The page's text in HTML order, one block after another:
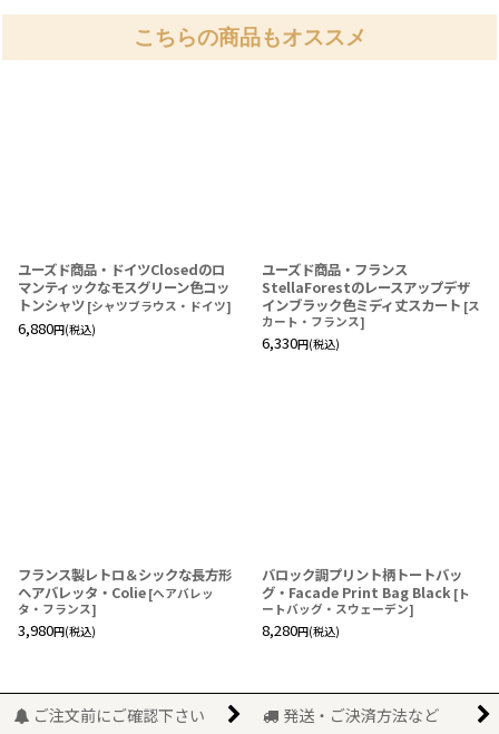
こちらの商品もオススメ
ユーズド商品・ドイツClosedのロ
マンティックなモスグリーン色コッ
トンシャツ [シャツブラウス・ドイツ]
6,880円(税込)
ユーズド商品・フランス
StellaForestのレースアップデザ
インブラック色ミディ丈スカート [ス
カート・フランス]
6,330円(税込)
フランス製レトロ＆シックな長方形
ヘアバレッタ・Colie [ヘアバレッ
タ・フランス]
3,980円(税込)
バロック調プリント柄トートバッ
グ・Facade Print Bag Black [ ト
ートバッグ・スウェーデン]
8,280円(税込)
ご注文前にご確認下さい 発送・ご決済方法など